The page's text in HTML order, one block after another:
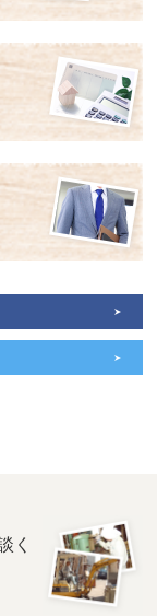
く